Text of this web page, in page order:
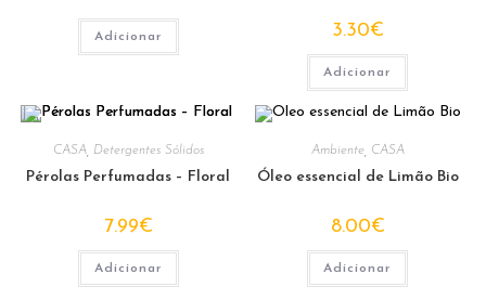
Adicionar 3.30€
Adicionar
CASA, Detergentes Sólidos
Pérolas Perfumadas – Floral
7.99€
Adicionar
Ambiente, CASA
Óleo essencial de Limão Bio
8.00€
Adicionar